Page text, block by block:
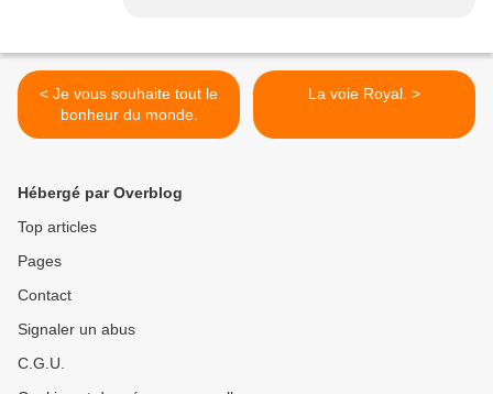
< Je vous souhaite tout le
bonheur du monde.
La voie Royal. >
Hébergé par Overblog
Top articles
Pages
Contact
Signaler un abus
C.G.U.